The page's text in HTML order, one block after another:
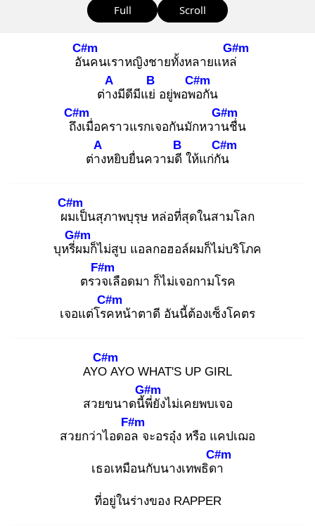
Full Scroll
อัน
C#m
คนเราหญิงชายทั้งหลายแหล่
G#m
ต่าง
A
มีดีมีแย่
B
อยู่พอพอ
C#m
กัน
ถึง
C#m
เมื่อคราวแรกเจอกันมักหวาน
G#m
ชื่น
ต่าง
A
หยิบยื่นความดี
B
ให้แก่กัน
C#m
ผม
C#m
เป็นสุภาพบุรุษ หล่อที่สุดในสามโลก
บุหรี่ผ
G#m
มก็ไม่สูบ แอลกอฮอล์ผมก็ไม่บริโภค
ตรวจ
F#m
เลือดมา ก็ไม่เจอกามโรค
เจอแต่โรค
C#m
หน้าตาดี อันนี้ต้องเซ็งโคตร
AYO
C#m
AYO WHAT'S UP GIRL
สวยขนาดนี้พี่
G#m
ยังไม่เคยพบเจอ
สวยกว่าไอดอล
F#m
จะอรอุ๋ง หรือ แคปเฌอ
เธอเหมือนกับนางเทพธิดา
C#m
ที่อยู่ในร่างของ RAPPER